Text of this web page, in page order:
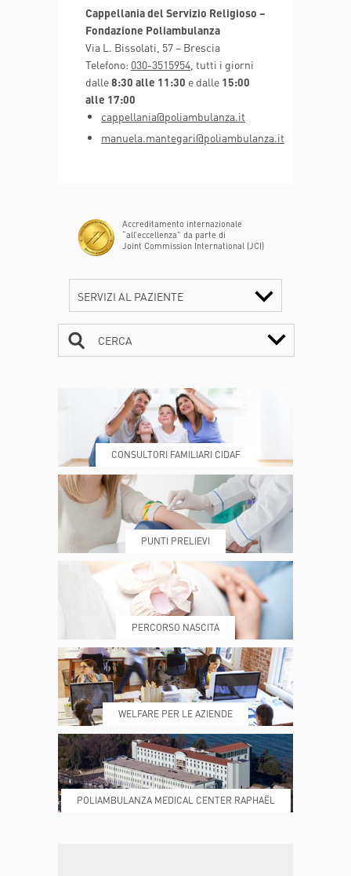
Cappellania del Servizio Religioso –
Fondazione Poliambulanza
Via L. Bissolati, 57 – Brescia
Telefono: 030-3515954 , tutti i giorni
dalle8:30 alle 11:30 e dalle 15:00
alle 17:00
cappellania@poliambulanza.it
manuela.mantegari@poliambulanza.it
Accreditamento internazionale
“all’eccellenza” da parte di
Joint Commission International (JCI)
SERVIZI AL PAZIENTE
DOVE SIAMO ESAMI E VISITE
PRENOTA MY POLI
REFERTI REPARTI
DONA ORA MAGAZINE
CERCA
CONSULTORI FAMILIARI CIDAF
PUNTI PRELIEVI
PERCORSO NASCITA
WELFARE PER LE AZIENDE
POLIAMBULANZA MEDICAL CENTER RAPHAËL